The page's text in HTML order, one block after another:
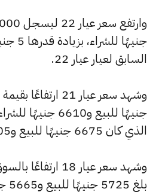
جنيهًا
السابق لعيار عيار 22.
جنيهًا للبيع
الذي كان 6675 جنيهًا للبيع و6605 جنيهًا للشراء.
وشهد سعر عيار 18